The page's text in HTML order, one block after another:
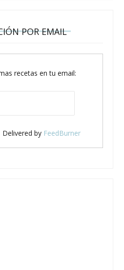
POR EMAIL
recetas en tu email:
Delivered by FeedBurner